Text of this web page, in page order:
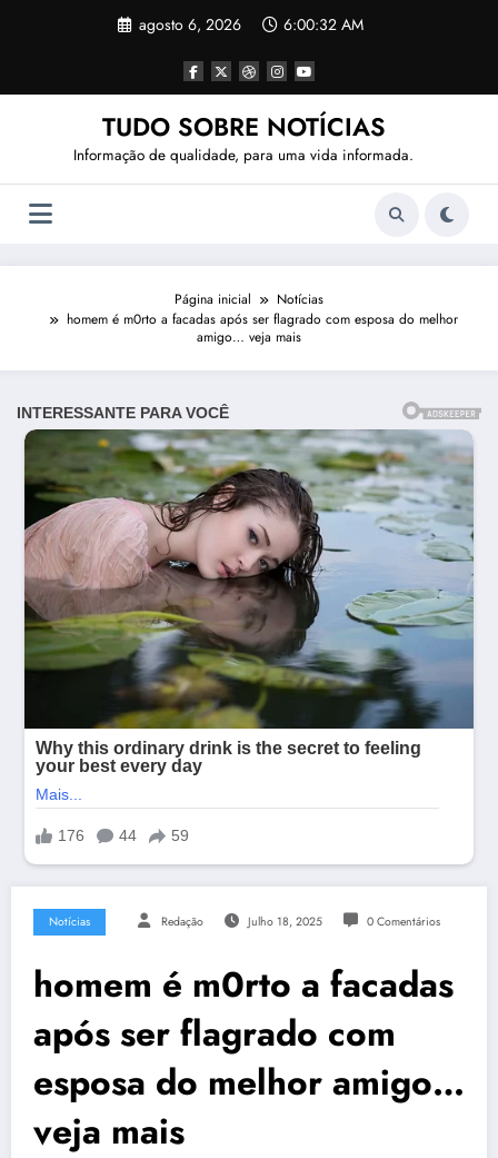
agosto 6, 2026 6:00:35 AM
TUDO SOBRE NOTÍCIAS
Informação de qualidade, para uma vida informada.
Página inicial
Notícias
homem é m0rto a facadas após ser flagrado com esposa do melhor
amigo… veja mais
Notícias Redação Julho 18, 2025 0 Comentários
homem é m0rto a facadas
após ser flagrado com
esposa do melhor amigo…
veja mais